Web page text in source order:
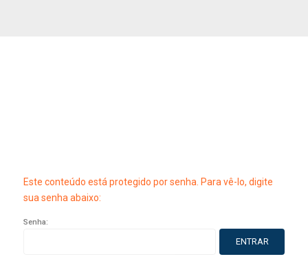
Este conteúdo está protegido por senha. Para vê-lo, digite
sua senha abaixo:
Senha: